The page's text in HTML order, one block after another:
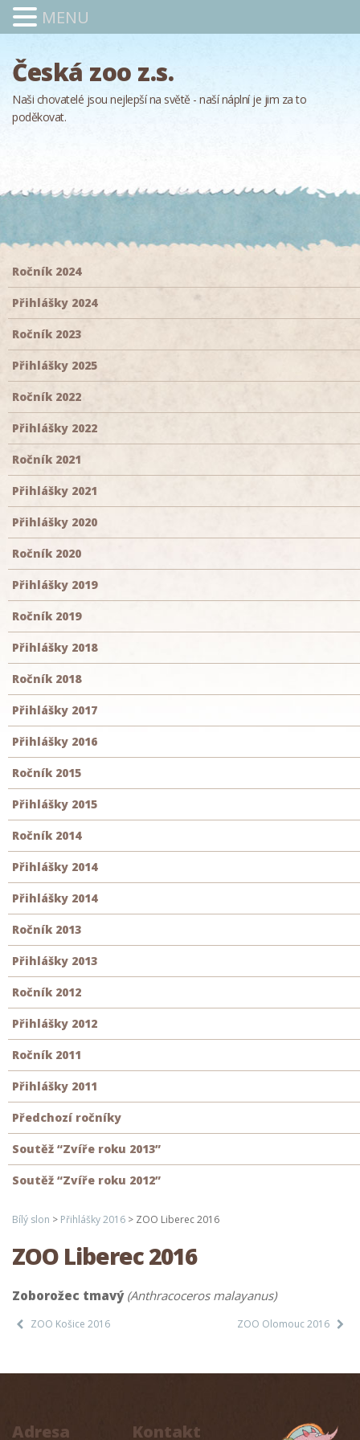
Česká zoo z.s.
Naši chovatelé jsou nejlepší na světě - naší náplní je jim za to
poděkovat.
Ročník 2024
Přihlášky 2024
Ročník 2023
Přihlášky 2025
Ročník 2022
Přihlášky 2022
Ročník 2021
Přihlášky 2021
Přihlášky 2020
Ročník 2020
Přihlášky 2019
Ročník 2019
Přihlášky 2018
Ročník 2018
Přihlášky 2017
Přihlášky 2016
Ročník 2015
Přihlášky 2015
Ročník 2014
Přihlášky 2014
Přihlášky 2014
Ročník 2013
Přihlášky 2013
Ročník 2012
Přihlášky 2012
Ročník 2011
Přihlášky 2011
Předchozí ročníky
Soutěž “Zvíře roku 2013”
Soutěž “Zvíře roku 2012”
Bílý slon > Přihlášky 2016 > ZOO Liberec 2016
ZOO Liberec 2016
Zoborožec tmavý (Anthracoceros malayanus)
ZOO Košice 2016 ZOO Olomouc 2016
Adresa Kontakt
MENU